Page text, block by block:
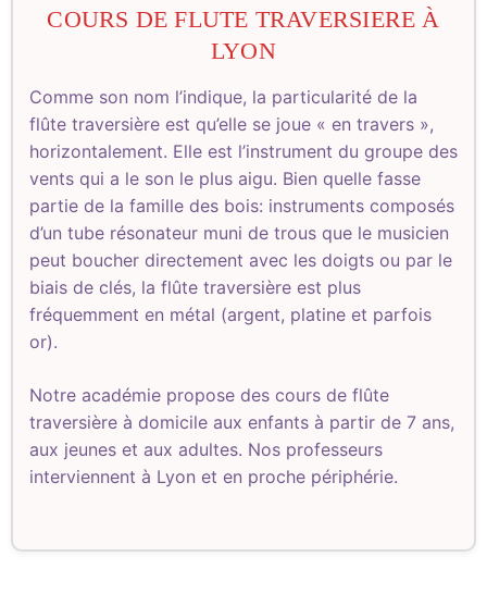
COURS DE FLUTE TRAVERSIERE À
LYON
Comme son nom l’indique, la particularité de la
flûte traversière est qu’elle se joue « en travers »,
horizontalement. Elle est l’instrument du groupe des
vents qui a le son le plus aigu. Bien quelle fasse
partie de la famille des bois: instruments composés
d’un tube résonateur muni de trous que le musicien
peut boucher directement avec les doigts ou par le
biais de clés, la flûte traversière est plus
fréquemment en métal (argent, platine et parfois
or).
Notre académie propose des cours de flûte
traversière à domicile aux enfants à partir de 7 ans,
aux jeunes et aux adultes. Nos professeurs
interviennent à Lyon et en proche périphérie.